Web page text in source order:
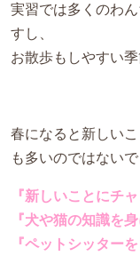
実習では多くのわ
すし、
お散歩もしやすい
春になると新しい
も多いのではないで
『新しいことにチ
『犬や猫の知識を
『ペットシッター